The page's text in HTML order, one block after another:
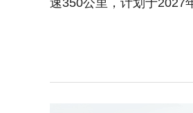
速350公里，计划于2027